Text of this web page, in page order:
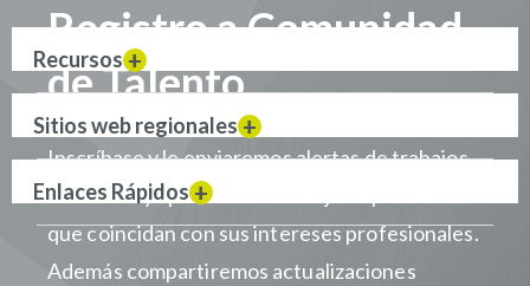
Registro a Comunidad
de Talento
Inscríbase y le enviaremos alertas de trabajos
cuando haya puestos de trabajo disponibles
que coincidan con sus intereses profesionales.
Además compartiremos actualizaciones
Recursos
Sitios web regionales
Enlaces Rápidos